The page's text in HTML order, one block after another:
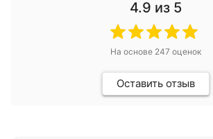
4.9 из 5
На основе 247 оценок
Оставить отзыв